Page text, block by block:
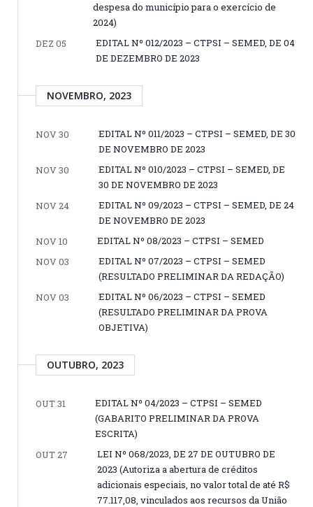
despesa do município para o exercício de
2024)
DEZ 05
EDITAL Nº 012/2023 – CTPSI – SEMED, DE 04
DE DEZEMBRO DE 2023
NOVEMBRO, 2023
NOV 30
EDITAL Nº 011/2023 – CTPSI – SEMED, DE 30
DE NOVEMBRO DE 2023
NOV 30
EDITAL Nº 010/2023 – CTPSI – SEMED, DE
30 DE NOVEMBRO DE 2023
NOV 24
EDITAL Nº 09/2023 – CTPSI – SEMED, DE 24
DE NOVEMBRO DE 2023
NOV 10
EDITAL Nº 08/2023 – CTPSI – SEMED
NOV 03
EDITAL Nº 07/2023 – CTPSI – SEMED
(RESULTADO PRELIMINAR DA REDAÇÃO)
NOV 03
EDITAL Nº 06/2023 – CTPSI – SEMED
(RESULTADO PRELIMINAR DA PROVA
OBJETIVA)
OUTUBRO, 2023
OUT 31
EDITAL Nº 04/2023 – CTPSI – SEMED
(GABARITO PRELIMINAR DA PROVA
ESCRITA)
OUT 27
LEI Nº 068/2023, DE 27 DE OUTUBRO DE
2023 (Autoriza a abertura de créditos
adicionais especiais, no valor total de até R$
77.117,08, vinculados aos recursos da União